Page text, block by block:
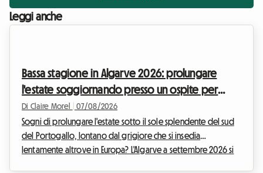
Leggi anche
Bassa stagione in Algarve 2026: prolungare
l'estate soggiornando presso un ospite per
evitare l'aumento dei prezzi
Di Claire Morel 07/08/2026
Sogni di prolungare l'estate sotto il sole splendente del sud
del Portogallo, lontano dal grigiore che si insedia
lentamente altrove in Europa? L'Algarve a settembre 2026 si